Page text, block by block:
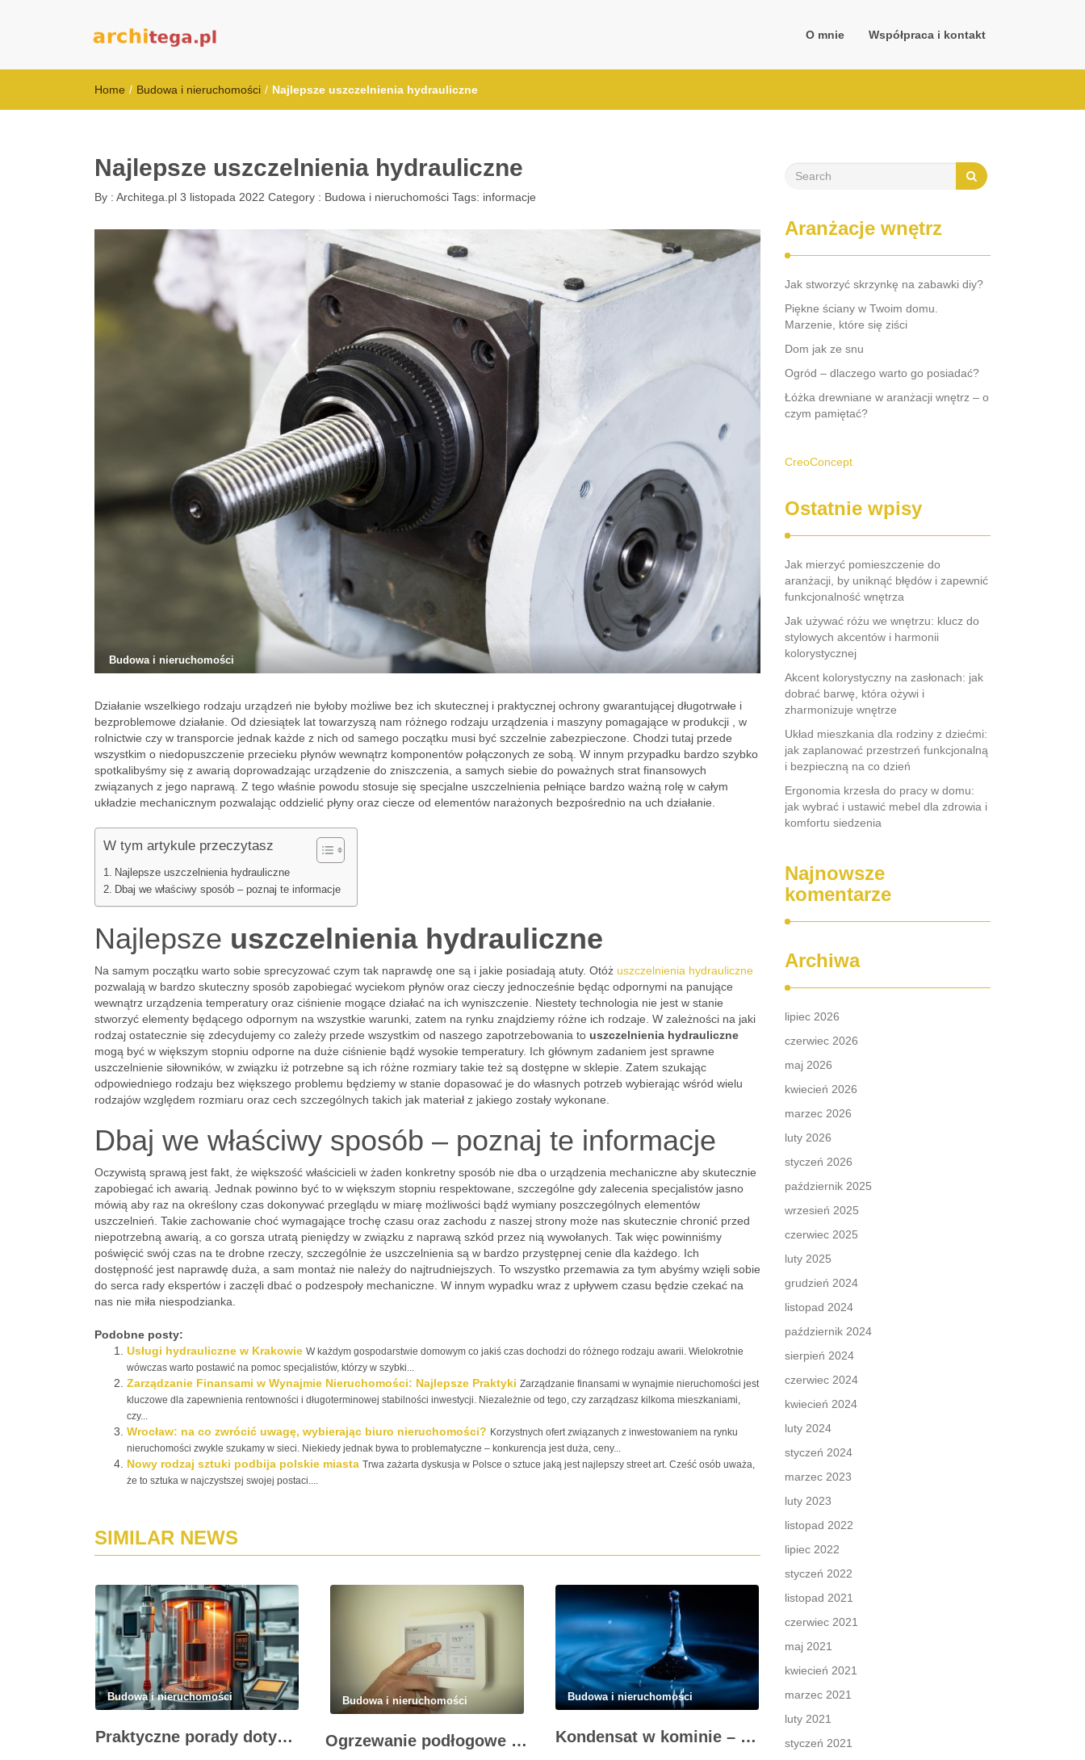
O mnie Współpraca i kontakt
Home / Budowa i nieruchomości / Najlepsze uszczelnienia hydrauliczne
Najlepsze uszczelnienia hydrauliczne
By : Architega.pl 3 listopada 2022 Category : Budowa i nieruchomości Tags: informacje
Budowa i nieruchomości
Działanie wszelkiego rodzaju urządzeń nie byłoby możliwe bez ich skutecznej i praktycznej ochrony gwarantującej długotrwałe i
bezproblemowe działanie. Od dziesiątek lat towarzyszą nam różnego rodzaju urządzenia i maszyny pomagające w produkcji , w
rolnictwie czy w transporcie jednak każde z nich od samego początku musi być szczelnie zabezpieczone. Chodzi tutaj przede
wszystkim o niedopuszczenie przecieku płynów wewnątrz komponentów połączonych ze sobą. W innym przypadku bardzo szybko
spotkalibyśmy się z awarią doprowadzając urządzenie do zniszczenia, a samych siebie do poważnych strat finansowych
związanych z jego naprawą. Z tego właśnie powodu stosuje się specjalne uszczelnienia pełniące bardzo ważną rolę w całym
układzie mechanicznym pozwalając oddzielić płyny oraz ciecze od elementów narażonych bezpośrednio na uch działanie.
W tym artykule przeczytasz
Najlepsze uszczelnienia hydrauliczne
Dbaj we właściwy sposób – poznaj te informacje
Najlepsze uszczelnienia hydrauliczne
Na samym początku warto sobie sprecyzować czym tak naprawdę one są i jakie posiadają atuty. Otóż uszczelnienia hydrauliczne
pozwalają w bardzo skuteczny sposób zapobiegać wyciekom płynów oraz cieczy jednocześnie będąc odpornymi na panujące
wewnątrz urządzenia temperatury oraz ciśnienie mogące działać na ich wyniszczenie. Niestety technologia nie jest w stanie
stworzyć elementy będącego odpornym na wszystkie warunki, zatem na rynku znajdziemy różne ich rodzaje. W zależności na jaki
rodzaj ostatecznie się zdecydujemy co zależy przede wszystkim od naszego zapotrzebowania to uszczelnienia hydrauliczne
mogą być w większym stopniu odporne na duże ciśnienie bądź wysokie temperatury. Ich głównym zadaniem jest sprawne
uszczelnienie siłowników, w związku iż potrzebne są ich różne rozmiary takie też są dostępne w sklepie. Zatem szukając
odpowiedniego rodzaju bez większego problemu będziemy w stanie dopasować je do własnych potrzeb wybierając wśród wielu
rodzajów względem rozmiaru oraz cech szczególnych takich jak materiał z jakiego zostały wykonane.
Dbaj we właściwy sposób – poznaj te informacje
Oczywistą sprawą jest fakt, że większość właścicieli w żaden konkretny sposób nie dba o urządzenia mechaniczne aby skutecznie
zapobiegać ich awarią. Jednak powinno być to w większym stopniu respektowane, szczególne gdy zalecenia specjalistów jasno
mówią aby raz na określony czas dokonywać przeglądu w miarę możliwości bądź wymiany poszczególnych elementów
uszczelnień. Takie zachowanie choć wymagające trochę czasu oraz zachodu z naszej strony może nas skutecznie chronić przed
niepotrzebną awarią, a co gorsza utratą pieniędzy w związku z naprawą szkód przez nią wywołanych. Tak więc powinniśmy
poświęcić swój czas na te drobne rzeczy, szczególnie że uszczelnienia są w bardzo przystępnej cenie dla każdego. Ich
dostępność jest naprawdę duża, a sam montaż nie należy do najtrudniejszych. To wszystko przemawia za tym abyśmy wzięli sobie
do serca rady ekspertów i zaczęli dbać o podzespoły mechaniczne. W innym wypadku wraz z upływem czasu będzie czekać na
nas nie miła niespodzianka.
Podobne posty:
Usługi hydrauliczne w Krakowie W każdym gospodarstwie domowym co jakiś czas dochodzi do różnego rodzaju awarii. Wielokrotnie
wówczas warto postawić na pomoc specjalistów, którzy w szybki...
Zarządzanie Finansami w Wynajmie Nieruchomości: Najlepsze Praktyki Zarządzanie finansami w wynajmie nieruchomości jest
kluczowe dla zapewnienia rentowności i długoterminowej stabilności inwestycji. Niezależnie od tego, czy zarządzasz kilkoma mieszkaniami,
czy...
Wrocław: na co zwrócić uwagę, wybierając biuro nieruchomości? Korzystnych ofert związanych z inwestowaniem na rynku
nieruchomości zwykle szukamy w sieci. Niekiedy jednak bywa to problematyczne – konkurencja jest duża, ceny...
Nowy rodzaj sztuki podbija polskie miasta Trwa zażarta dyskusja w Polsce o sztuce jaką jest najlepszy street art. Cześć osób uważa,
że to sztuka w najczystszej swojej postaci....
SIMILAR NEWS
Budowa i nieruchomości
Praktyczne porady dotyczące użycia belki tensometrycznej w różnych zastosowaniach
Budowa i nieruchomości
Ogrzewanie podłogowe w nowoczesnym domu – komfort, oszczędność i estetyka
Budowa i nieruchomości
Kondensat w kominie – najczęstsze problemy techniczne i użytkowe
Aranżacje wnętrz
Jak stworzyć skrzynkę na zabawki diy?
Piękne ściany w Twoim domu.
Marzenie, które się ziści
Dom jak ze snu
Ogród – dlaczego warto go posiadać?
Łóżka drewniane w aranżacji wnętrz – o
czym pamiętać?
CreoConcept
Ostatnie wpisy
Jak mierzyć pomieszczenie do
aranżacji, by uniknąć błędów i zapewnić
funkcjonalność wnętrza
Jak używać różu we wnętrzu: klucz do
stylowych akcentów i harmonii
kolorystycznej
Akcent kolorystyczny na zasłonach: jak
dobrać barwę, która ożywi i
zharmonizuje wnętrze
Układ mieszkania dla rodziny z dziećmi:
jak zaplanować przestrzeń funkcjonalną
i bezpieczną na co dzień
Ergonomia krzesła do pracy w domu:
jak wybrać i ustawić mebel dla zdrowia i
komfortu siedzenia
Najnowsze
komentarze
Archiwa
lipiec 2026
czerwiec 2026
maj 2026
kwiecień 2026
marzec 2026
luty 2026
styczeń 2026
październik 2025
wrzesień 2025
czerwiec 2025
luty 2025
grudzień 2024
listopad 2024
październik 2024
sierpień 2024
czerwiec 2024
kwiecień 2024
luty 2024
styczeń 2024
marzec 2023
luty 2023
listopad 2022
lipiec 2022
styczeń 2022
listopad 2021
czerwiec 2021
maj 2021
kwiecień 2021
marzec 2021
luty 2021
styczeń 2021